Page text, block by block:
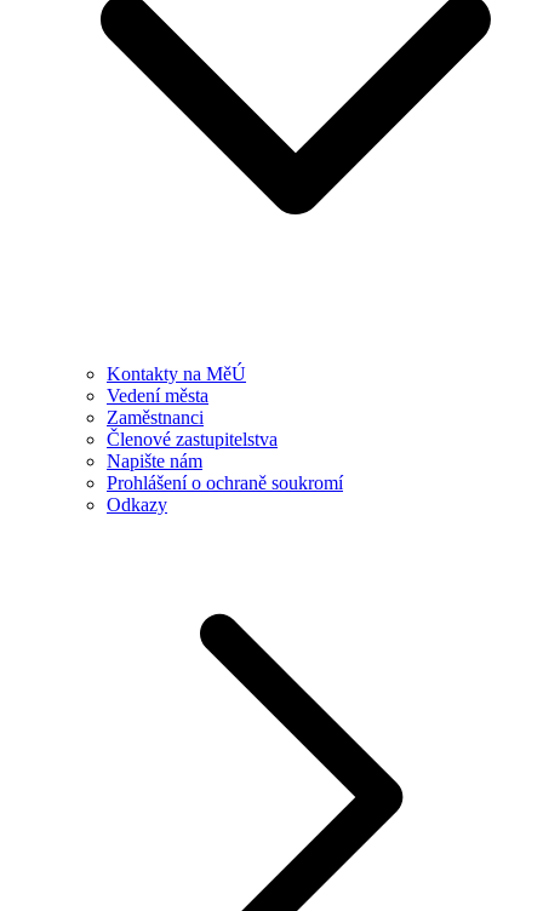
Kontakty na MěÚ
Vedení města
Zaměstnanci
Členové zastupitelstva
Napište nám
Prohlášení o ochraně soukromí
Odkazy